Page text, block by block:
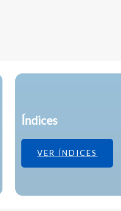
Índices
VER ÍNDICES